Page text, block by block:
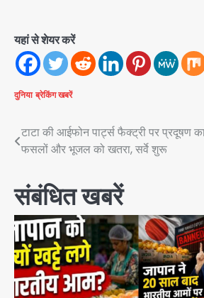
यहां से शेयर करें
दुनिया ब्रेकिंग खबरें
Post
navigation
टाटा की आईफोन पार्ट्स फैक्ट्री पर प्रदूषण
फसलों और भूजल को खतरा, सर्वे शुरू
संबंधित खबरें